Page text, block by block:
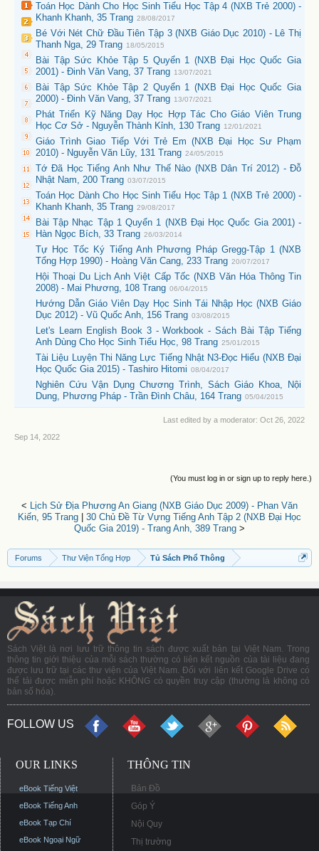
Toán Học Dành Cho Học Sinh Tiểu Học Tập 4 (NXB Trẻ 2000) -
Khanh Khanh, 35 Trang 28/08/2017
Bé Với Nét Chữ Đầu Tiên Tập 3 (NXB Giáo Dục 2010) - Lê Thị
Thanh Nga, 29 Trang 18/05/2015
Bài Tập Sức Khỏe Tập 5 Quyển 1 (NXB Đại Học Quốc Gia
2001) - Đinh Văn Vang, 37 Trang 13/07/2021
Bài Tập Sức Khỏe Tập 2 Quyển 1 (NXB Đại Học Quốc Gia
2000) - Đinh Văn Vang, 37 Trang 13/07/2021
Phát Triển Kỹ Năng Dạy Học Hợp Tác Cho Giáo Viên Trung
Học Cơ Sở - Nguyễn Thành Kỉnh, 130 Trang 12/01/2021
Giáo Trình Giao Tiếp Với Trẻ Em (NXB Đại Học Sư Phạm
2010) - Nguyễn Văn Lũy, 131 Trang 24/05/2015
Tớ Đã Học Tiếng Anh Như Thế Nào (NXB Dân Trí 2012) - Đỗ
Nhật Nam, 200 Trang 03/07/2015
Toán Học Dành Cho Học Sinh Tiểu Học Tập 1 (NXB Trẻ 2000) -
Khanh Khanh, 35 Trang 29/08/2017
Bài Tập Nhạc Tập 1 Quyển 1 (NXB Đại Học Quốc Gia 2001) -
Hàn Ngọc Bích, 33 Trang 26/03/2014
Tự Học Tốc Ký Tiếng Anh Phương Pháp Gregg-Tập 1 (NXB
Tổng Hợp 1990) - Hoàng Văn Cang, 233 Trang 20/07/2017
Hội Thoại Du Lịch Anh Việt Cấp Tốc (NXB Văn Hóa Thông Tin
2008) - Mai Phương, 108 Trang 06/04/2015
Hướng Dẫn Giáo Viên Dạy Học Sinh Tái Nhập Học (NXB Giáo
Dục 2012) - Vũ Quốc Anh, 156 Trang 03/08/2015
Let's Learn English Book 3 - Workbook - Sách Bài Tập Tiếng
Anh Dùng Cho Học Sinh Tiểu Học, 98 Trang 25/01/2015
Tài Liệu Luyện Thi Năng Lực Tiếng Nhật N3-Đọc Hiểu (NXB Đại
Học Quốc Gia 2015) - Tashiro Hitomi 08/04/2017
Nghiên Cứu Vận Dụng Chương Trình, Sách Giáo Khoa, Nội
Dung, Phương Pháp - Trần Đình Châu, 164 Trang 05/04/2015
Last edited by a moderator: Oct 26, 2022
Sep 14, 2022
(You must log in or sign up to reply here.)
< Lịch Sử Địa Phương An Giang (NXB Giáo Dục 2009) - Phan Văn
Kiến, 95 Trang
30 Chủ Đề Từ Vựng Tiếng Anh Tập 2 (NXB Đại Học
Quốc Gia 2019) - Trang Anh, 389 Trang >
Forums Thư Viện Tổng Hợp Tủ Sách Phổ Thông
Sách Việt là nơi lưu trữ thông tin sách được xuất bản tại Việt Nam. Trong
thông tin giới thiệu của mỗi sách thường có liên kết nguồn của tài liệu đang
được lưu trữ tại các thư viện của Việt Nam. Đối với liên kết Google Drive có
thể tải được miễn phí hoặc KHÔNG có quyền truy cập (thường là không có
bản số hóa).
FOLLOW US
OUR LINKS
eBook Tiếng Việt
eBook Tiếng Anh
eBook Tạp Chí
eBook Ngoại Ngữ
THÔNG TIN
Bản Đồ
Góp Ý
Nội Quy
Thị trường